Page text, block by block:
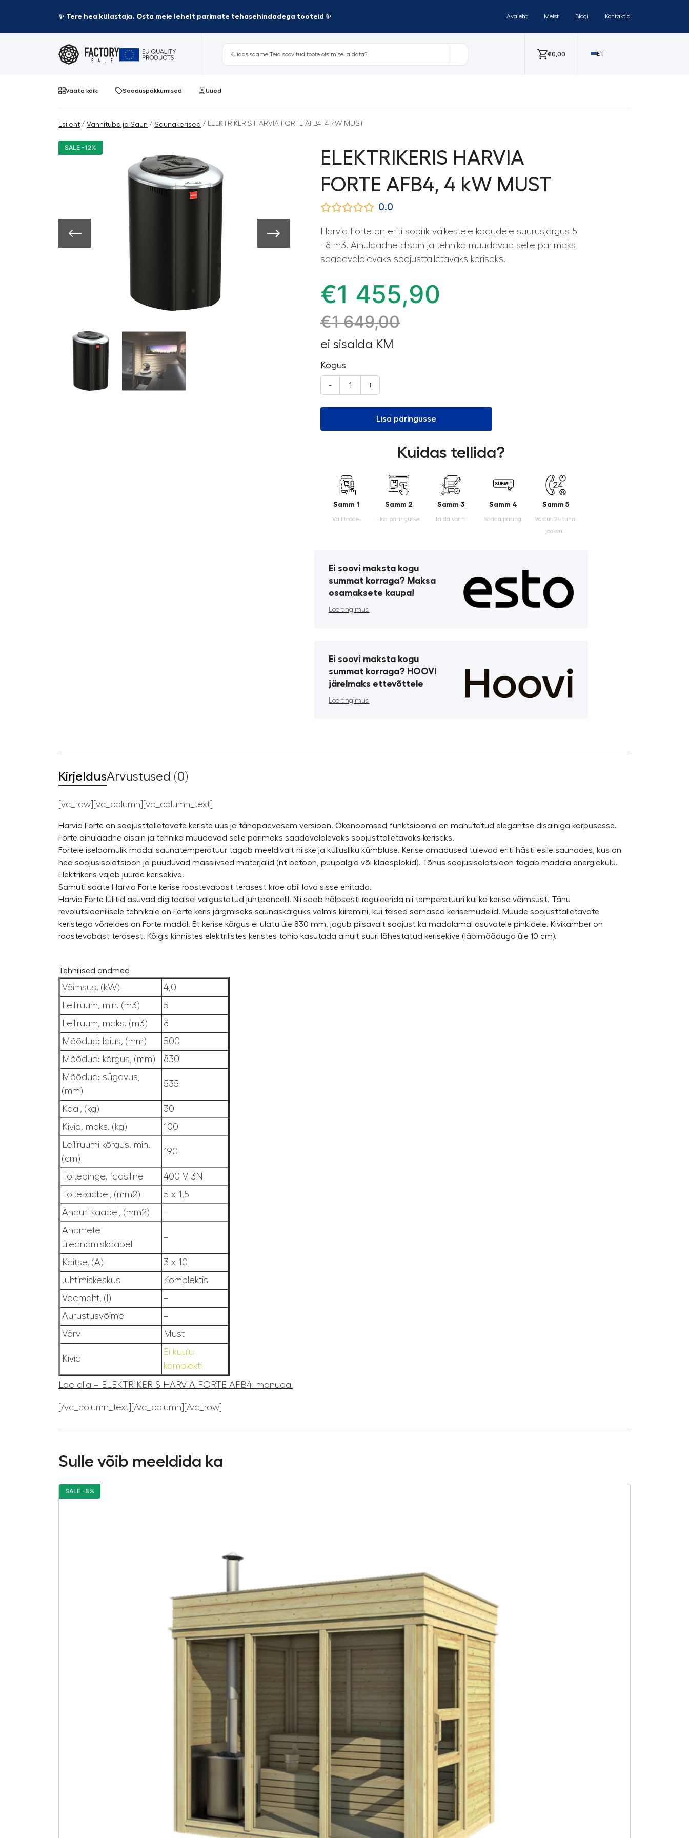
✨ Tere hea külastaja. Osta meie lehelt parimate tehasehindadega tooteid ✨ Avaleht Meist Blogi Kontaktid
€0,00 ET
Vaata kõiki Sooduspakkumised Uued
Esileht / Vannituba ja Saun / Saunakerised / ELEKTRIKERIS HARVIA FORTE AFB4, 4 kW MUST
SALE -12%
ELEKTRIKERIS HARVIA
FORTE AFB4, 4 kW MUST
0.0
Harvia Forte on eriti sobilik väikestele kodudele suurusjärgus 5
- 8 m3. Ainulaadne disain ja tehnika muudavad selle parimaks
saadavalolevaks soojusttalletavaks keriseks.
€1 455,90
€1 649,00
ei sisalda KM
Kogus
- +
Lisa päringusse
Kuidas tellida?
Samm 1
Vali toode.
Samm 2
Lisa päringusse.
Samm 3
Täida vorm.
Samm 4
Saada päring.
Samm 5
Vastus 24 tunni
jooksul.
Ei soovi maksta kogu
summat korraga? Maksa
osamaksete kaupa!
Loe tingimusi
Ei soovi maksta kogu
summat korraga? HOOVI
järelmaks ettevõttele
Loe tingimusi
KirjeldusArvustused (0)
[vc_row][vc_column][vc_column_text]
Harvia Forte on soojusttalletavate keriste uus ja tänapäevasem versioon. Ökonoomsed funktsioonid on mahutatud elegantse disainiga korpusesse.
Forte ainulaadne disain ja tehnika muudavad selle parimaks saadavalolevaks soojusttalletavaks keriseks.
Fortele iseloomulik madal saunatemperatuur tagab meeldivalt niiske ja küllusliku kümbluse. Kerise omadused tulevad eriti hästi esile saunades, kus on
hea soojusisolatsioon ja puuduvad massiivsed materjalid (nt betoon, puupalgid või klaasplokid). Tõhus soojusisolatsioon tagab madala energiakulu.
Elektrikeris vajab juurde kerisekive.
Samuti saate Harvia Forte kerise roostevabast terasest krae abil lava sisse ehitada.
Harvia Forte lülitid asuvad digitaalsel valgustatud juhtpaneelil. Nii saab hõlpsasti reguleerida nii temperatuuri kui ka kerise võimsust. Tänu
revolutsioonilisele tehnikale on Forte keris järgmiseks saunaskäiguks valmis kiiremini, kui teised sarnased kerisemudelid. Muude soojusttalletavate
keristega võrreldes on Forte madal. Et kerise kõrgus ei ulatu üle 830 mm, jagub piisavalt soojust ka madalamal asuvatele pinkidele. Kivikamber on
roostevabast terasest. Kõigis kinnistes elektrilistes keristes tohib kasutada ainult suuri lõhestatud kerisekive (läbimõõduga üle 10 cm).
Tehnilised andmed
Võimsus, (kW)
4,0
Leiliruum, min. (m3)
5
Leiliruum, maks. (m3)
8
Mõõdud: laius, (mm)
500
Mõõdud: kõrgus, (mm)
830
Mõõdud: sügavus,
(mm)
535
Kaal, (kg)
30
Kivid, maks. (kg)
100
Leiliruumi kõrgus, min.
(cm)
190
Toitepinge, faasiline
400 V 3N
Toitekaabel, (mm2)
5 x 1,5
Anduri kaabel, (mm2)
–
Andmete
üleandmiskaabel
–
Kaitse, (A)
3 x 10
Juhtimiskeskus
Komplektis
Veemaht, (l)
–
Aurustusvõime
–
Värv
Must
Kivid
Ei kuulu
komplekti
Lae alla – ELEKTRIKERIS HARVIA FORTE AFB4_manuaal
[/vc_column_text][/vc_column][/vc_row]
Sulle võib meeldida ka
SALE -8%